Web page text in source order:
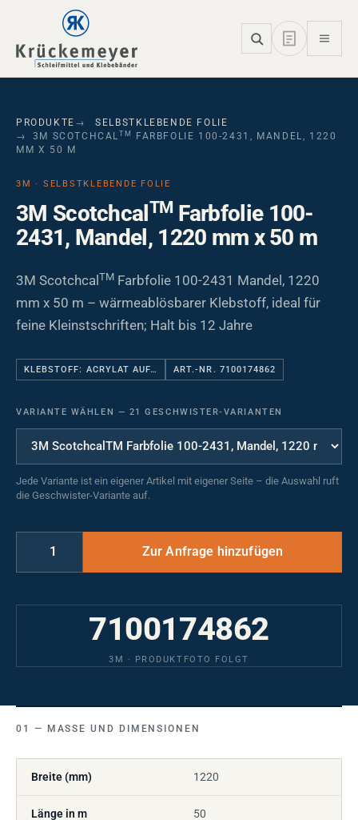
Skip to main navigation
Skip to main content
Skip to page footer
PRODUKTE
SELBSTKLEBENDE FOLIE
3M SCOTCHCAL TM
FARBFOLIE 100-2431, MANDEL, 1220
MM X 50 M
3M · SELBSTKLEBENDE FOLIE
3M ScotchcalTMFarbfolie 100-
2431, Mandel, 1220 mm x 50 m
3M Scotchcal TM Farbfolie 100-2431 Mandel, 1220
mm x 50 m – wärmeablösbarer Klebstoff, ideal für
feine Kleinstschriften; Halt bis 12 Jahre
KLEBSTOFF: ACRYLAT AUF… ART.-NR. 7100174862
VARIANTE WÄHLEN — 21 GESCHWISTER-VARIANTEN
Jede Variante ist ein eigener Artikel mit eigener Seite – die Auswahl ruft
die Geschwister-Variante auf.
7100174862
3M · PRODUKTFOTO FOLGT
MASSE UND DIMENSIONEN
Breite (mm) 1220
Länge in m 50